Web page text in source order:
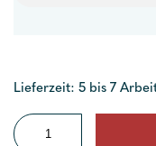
Lieferzeit: 5 bis 7
Lenkkopf